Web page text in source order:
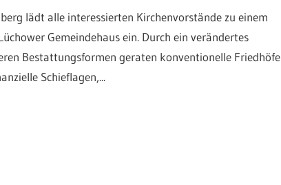
lädt alle interessierten Kirchenvorstände zu einem
Gemeindehaus ein. Durch ein verändertes
Bestattungsformen geraten konventionelle Friedhöfe
Schieflagen,...